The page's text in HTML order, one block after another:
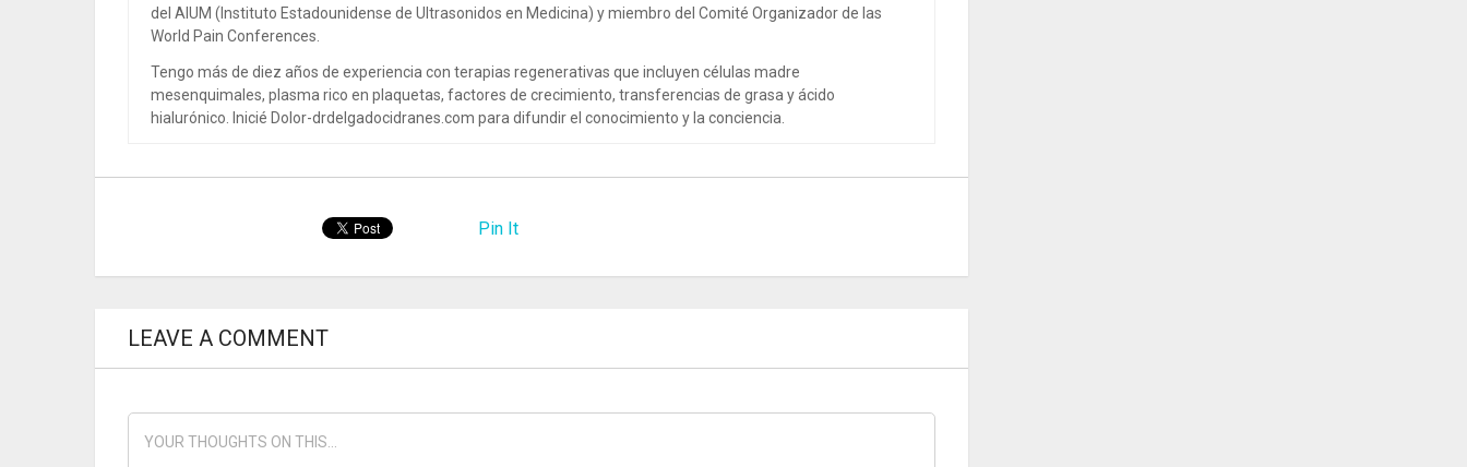
del AIUM (Instituto Estadounidense de Ultrasonidos en Medicina) y miembro del Comité Organizador de las
World Pain Conferences.
Tengo más de diez años de experiencia con terapias regenerativas que incluyen células madre
mesenquimales, plasma rico en plaquetas, factores de crecimiento, transferencias de grasa y ácido
hialurónico. Inicié Dolor-drdelgadocidranes.com para difundir el conocimiento y la conciencia.
Pin It
LEAVE A COMMENT